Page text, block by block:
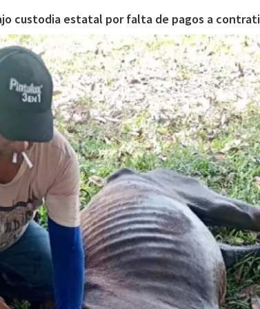
custodia estatal por falta de pagos a